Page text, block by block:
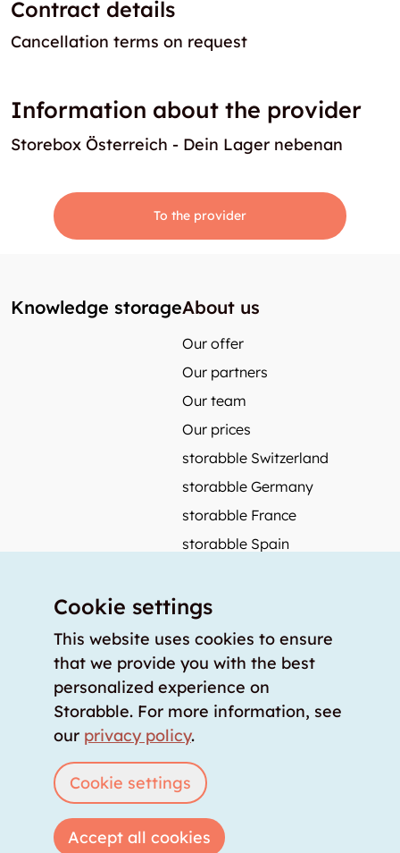
Contract details
Cancellation terms on request
Information about the provider
Storebox Österreich - Dein Lager nebenan
To the provider
Knowledge storageAbout us
Our offer
Our partners
Our team
Our prices
storabble Switzerland
storabble Germany
storabble France
storabble Spain
Press coverage
How to calculate the size of a storage room?
How much does a storage room cost?
For storage providers
Login List storage room
Cookie settings
This website uses cookies to ensure
that we provide you with the best
personalized experience on
Storabble. For more information, see
our privacy policy.
Cookie settings
Accept all cookies